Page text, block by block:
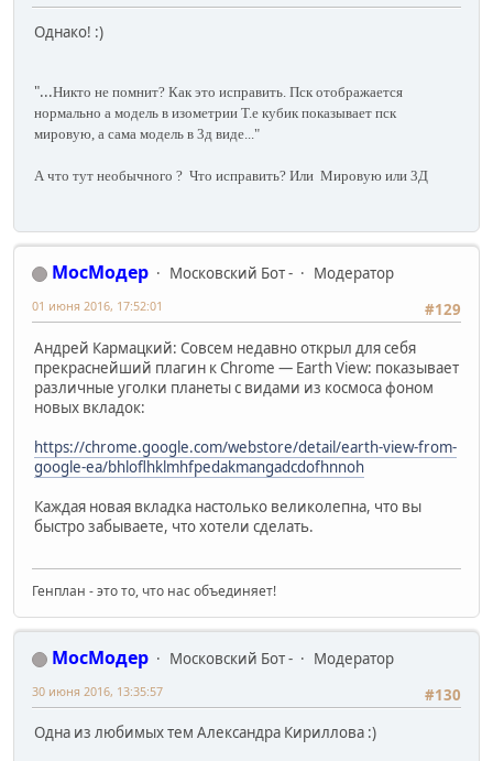
Однако! :)
"...Никто не помнит? Как это исправить. Пск отображается
нормально а модель в изометрии Т.е кубик показывает пск
мировую, а сама модель в 3д виде..."
А что тут необычного ? Что исправить? Или Мировую или 3Д
МосМодер Московский Бот -
Модератор
#129
01 июня 2016, 17:52:01
Андрей Кармацкий: Совсем недавно открыл для себя
прекраснейший плагин к Chrome — Earth View: показывает
различные уголки планеты с видами из космоса фоном
новых вкладок:
https://chrome.google.com/webstore/detail/earth-view-from-
google-ea/bhloflhklmhfpedakmangadcdofhnnoh
Каждая новая вкладка настолько великолепна, что вы
быстро забываете, что хотели сделать.
Генплан - это то, что нас объединяет!
МосМодер Московский Бот -
Модератор
#130
30 июня 2016, 13:35:57
Одна из любимых тем Александра Кириллова :)